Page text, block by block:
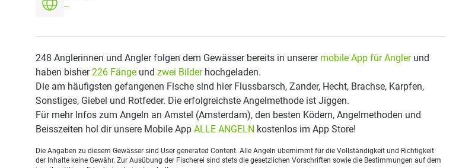
--
248 Anglerinnen und Angler folgen dem Gewässer bereits in unserer mobile App für Anglerund
haben bisher226 Fänge und zwei Bilderhochgeladen.
Die am häufigsten gefangenen Fische sind hier Flussbarsch, Zander, Hecht, Brachse, Karpfen,
Sonstiges, Giebel und Rotfeder. Die erfolgreichste Angelmethode ist Jiggen.
Für mehr Infos zum Angeln an Amstel (Amsterdam), den besten Ködern, Angelmethoden und
Beisszeiten hol dir unsere Mobile App ALLE ANGELN kostenlos im App Store!
Die Angaben zu diesem Gewässer sind User generated Content. Alle Angeln übernimmt für die Vollständigkeit und Richtigkeit
der Inhalte keine Gewähr. Zur Ausübung der Fischerei sind stets die gesetzlichen Vorschriften sowie die Bestimmungen auf dem